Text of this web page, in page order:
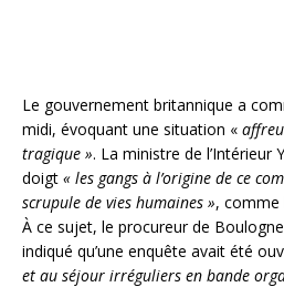
Le gouvernement britannique a
midi, évoquant une situation «
tragique ». La ministre de l’Intérieur
doigt « les gangs à l’origine de ce
scrupule de vies humaines », comme
À ce sujet, le procureur de
indiqué qu’une enquête avait été
et au séjour irréguliers en bande